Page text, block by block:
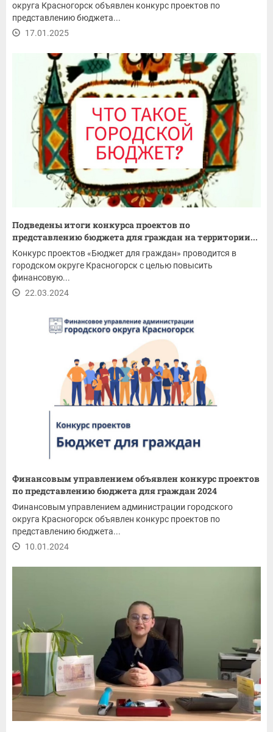
округа Красногорск объявлен конкурс проектов по
представлению бюджета...
17.01.2025
Подведены итоги конкурса проектов по
представлению бюджета для граждан на территории...
Конкурс проектов «Бюджет для граждан» проводится в
городском округе Красногорск с целью повысить
финансовую...
22.03.2024
Финансовым управлением объявлен конкурс проектов
по представлению бюджета для граждан 2024
Финансовым управлением администрации городского
округа Красногорск объявлен конкурс проектов по
представлению бюджета...
10.01.2024